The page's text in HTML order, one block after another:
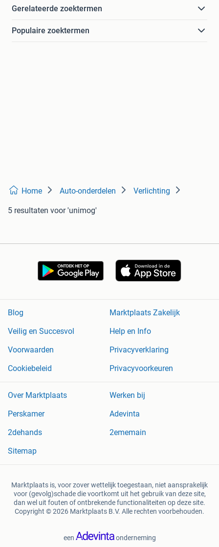
Gerelateerde zoektermen
Populaire zoektermen
Home Auto-onderdelen Verlichting
5 resultaten voor 'unimog'
Blog
Marktplaats Zakelijk
Veilig en Succesvol
Help en Info
Voorwaarden
Privacyverklaring
Cookiebeleid
Privacyvoorkeuren
Over Marktplaats
Werken bij
Perskamer
Adevinta
2dehands
2ememain
Sitemap
Marktplaats is, voor zover wettelijk toegestaan, niet aansprakelijk
voor (gevolg)schade die voortkomt uit het gebruik van deze site,
dan wel uit fouten of ontbrekende functionaliteiten op deze site.
Copyright © 2026 Marktplaats B.V. Alle rechten voorbehouden.
een onderneming